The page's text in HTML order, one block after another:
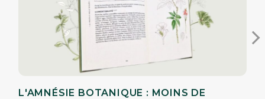
L'AMNÉSIE BOTANIQUE : MOINS DE